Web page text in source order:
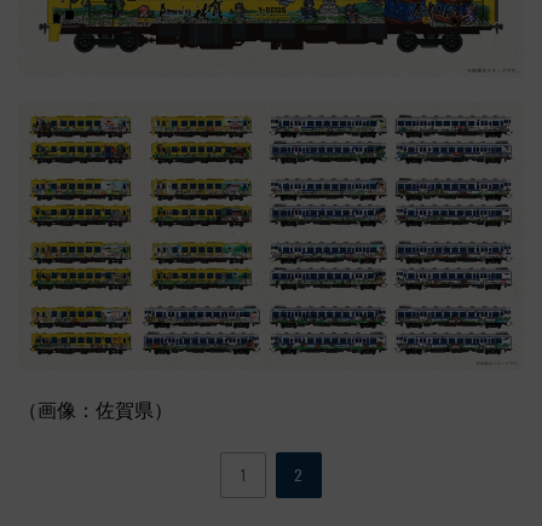
（画像：佐賀県）
1 2